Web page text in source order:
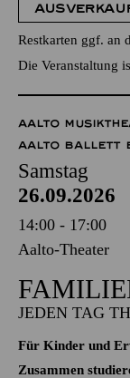
Restkarten ggf. an
Die Veranstaltung
AALTO
AALTO BALLETT
Samstag
26.09.2026
14:00 - 17:00
Aalto-Theater
JEDEN TAG
Für Kinder und
Zusammen